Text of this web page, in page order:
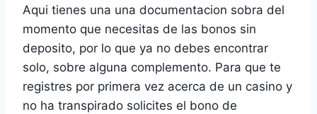
Aqui tienes una una documentacion sobra del
momento que necesitas de las bonos sin
deposito, por lo que ya no debes encontrar
solo, sobre alguna complemento. Para que te
registres por primera vez acerca de un casino y
no ha transpirado solicites el bono de